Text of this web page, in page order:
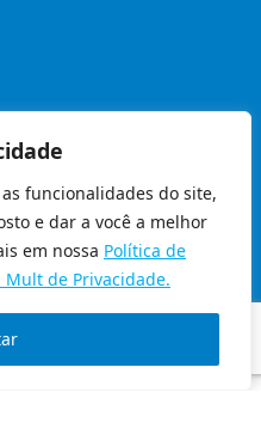
funcionalidades do site,
e dar a você a melhor
em nossa Política de
Mult de Privacidade.
Mult